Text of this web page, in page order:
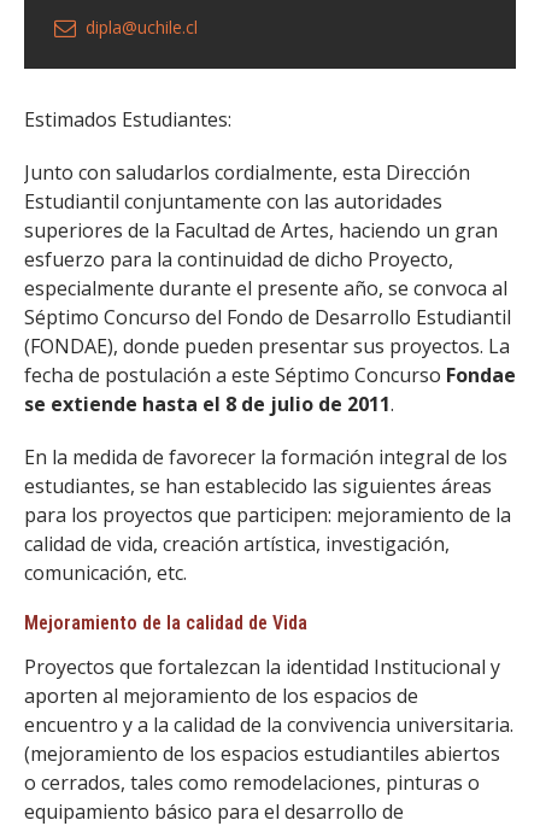
dipla@uchile.cl
Estimados Estudiantes:
Junto con saludarlos cordialmente, esta Dirección
Estudiantil conjuntamente con las autoridades
superiores de la Facultad de Artes, haciendo un gran
esfuerzo para la continuidad de dicho Proyecto,
especialmente durante el presente año, se convoca al
Séptimo Concurso del Fondo de Desarrollo Estudiantil
(FONDAE), donde pueden presentar sus proyectos. La
fecha de postulación a este Séptimo Concurso Fondae
se extiende hasta el 8 de julio de 2011.
En la medida de favorecer la formación integral de los
estudiantes, se han establecido las siguientes áreas
para los proyectos que participen: mejoramiento de la
calidad de vida, creación artística, investigación,
comunicación, etc.
Mejoramiento de la calidad de Vida
Proyectos que fortalezcan la identidad Institucional y
aporten al mejoramiento de los espacios de
encuentro y a la calidad de la convivencia universitaria.
(mejoramiento de los espacios estudiantiles abiertos
o cerrados, tales como remodelaciones, pinturas o
equipamiento básico para el desarrollo de